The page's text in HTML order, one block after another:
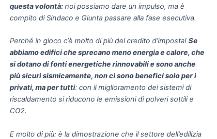
questa volontà: noi possiamo dare un impulso, ma è
compito di Sindaco e Giunta passare alla fase esecutiva.
Perché in gioco c’è molto di più del credito d’imposta! Se
abbiamo edifici che sprecano meno energia e calore, che
si dotano di fonti energetiche rinnovabili e sono anche
più sicuri sismicamente, non ci sono benefici solo per i
privati, ma per tutti: con il miglioramento dei sistemi di
riscaldamento si riducono le emissioni di polveri sottili e
CO2.
E molto di più: è la dimostrazione che il settore dell’edilizia